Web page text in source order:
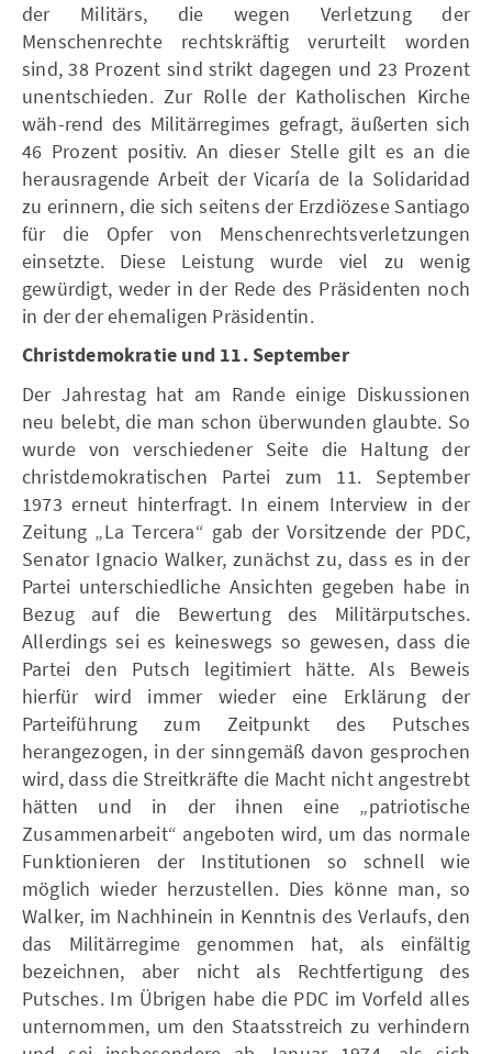
der Militärs, die wegen Verletzung der
Menschenrechte rechtskräftig verurteilt worden
sind, 38 Prozent sind strikt dagegen und 23 Prozent
unentschieden. Zur Rolle der Katholischen Kirche
wäh-rend des Militärregimes gefragt, äußerten sich
46 Prozent positiv. An dieser Stelle gilt es an die
herausragende Arbeit der Vicaría de la Solidaridad
zu erinnern, die sich seitens der Erzdiözese Santiago
für die Opfer von Menschenrechtsverletzungen
einsetzte. Diese Leistung wurde viel zu wenig
gewürdigt, weder in der Rede des Präsidenten noch
in der der ehemaligen Präsidentin.
Christdemokratie und 11. September
Der Jahrestag hat am Rande einige Diskussionen
neu belebt, die man schon überwunden glaubte. So
wurde von verschiedener Seite die Haltung der
christdemokratischen Partei zum 11. September
1973 erneut hinterfragt. In einem Interview in der
Zeitung „La Tercera“ gab der Vorsitzende der PDC,
Senator Ignacio Walker, zunächst zu, dass es in der
Partei unterschiedliche Ansichten gegeben habe in
Bezug auf die Bewertung des Militärputsches.
Allerdings sei es keineswegs so gewesen, dass die
Partei den Putsch legitimiert hätte. Als Beweis
hierfür wird immer wieder eine Erklärung der
Parteiführung zum Zeitpunkt des Putsches
herangezogen, in der sinngemäß davon gesprochen
wird, dass die Streitkräfte die Macht nicht angestrebt
hätten und in der ihnen eine „patriotische
Zusammenarbeit“ angeboten wird, um das normale
Funktionieren der Institutionen so schnell wie
möglich wieder herzustellen. Dies könne man, so
Walker, im Nachhinein in Kenntnis des Verlaufs, den
das Militärregime genommen hat, als einfältig
bezeichnen, aber nicht als Rechtfertigung des
Putsches. Im Übrigen habe die PDC im Vorfeld alles
unternommen, um den Staatsstreich zu verhindern